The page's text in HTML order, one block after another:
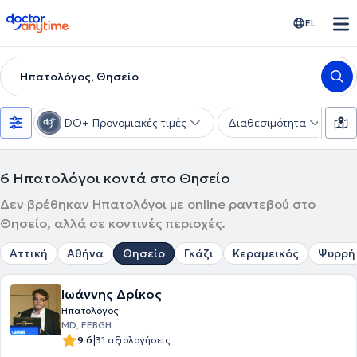
doctoranytime EL
Ηπατολόγος, Θησείο
DO+ Προνομιακές τιμές Διαθεσιμότητα
6 Ηπατολόγοι κοντά στο Θησείο
Δεν βρέθηκαν Ηπατολόγοι με online ραντεβού στο
Θησείο, αλλά σε κοντινές περιοχές.
Αττική Αθήνα Θησείο Γκάζι Κεραμεικός Ψυρρή
Ιωάννης Δρίκος
Ηπατολόγος
MD, FEBGH
9.6|31 αξιολογήσεις